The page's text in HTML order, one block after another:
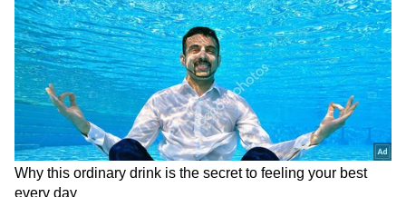
Image Credit :Pinterest
ఈజిప్ట్ మమ్మీలతో మెహెందీకి ఉన్న సంబంధం
మెహెందీ పుట్టుకపై చరిత్రలో కూడా భిన్నాభిప్రాయాలు
ఉన్నాయి. కొందరి అభిప్రాయం ప్రకారం క్రీ.పూ. 1894 నుంచి
539 మధ్య బాబిలోనియా నాగరికతలో మెహెందీ వాడకం
ఉండేదని చెబుతారు. మరోవైపు, ప్రాచీన ఈజిప్ట్‌లో రాజులు,